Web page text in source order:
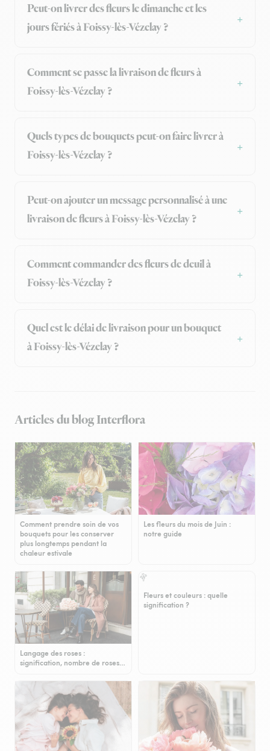
Peut-on livrer des fleurs le dimanche et les
jours fériés à Foissy-lès-Vézelay ?
Comment se passe la livraison de fleurs à
Foissy-lès-Vézelay ?
Quels types de bouquets peut-on faire livrer à
Foissy-lès-Vézelay ?
Peut-on ajouter un message personnalisé à une
livraison de fleurs à Foissy-lès-Vézelay ?
Comment commander des fleurs de deuil à
Foissy-lès-Vézelay ?
Quel est le délai de livraison pour un bouquet
à Foissy-lès-Vézelay ?
Articles du blog Interflora
Comment prendre soin de vos
bouquets pour les conserver
plus longtemps pendant la
chaleur estivale
Les fleurs du mois de Juin :
notre guide
Langage des roses :
signification, nombre de roses…
Fleurs et couleurs : quelle
signification ?